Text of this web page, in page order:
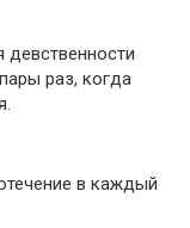
девственности
раз, когда
в каждый